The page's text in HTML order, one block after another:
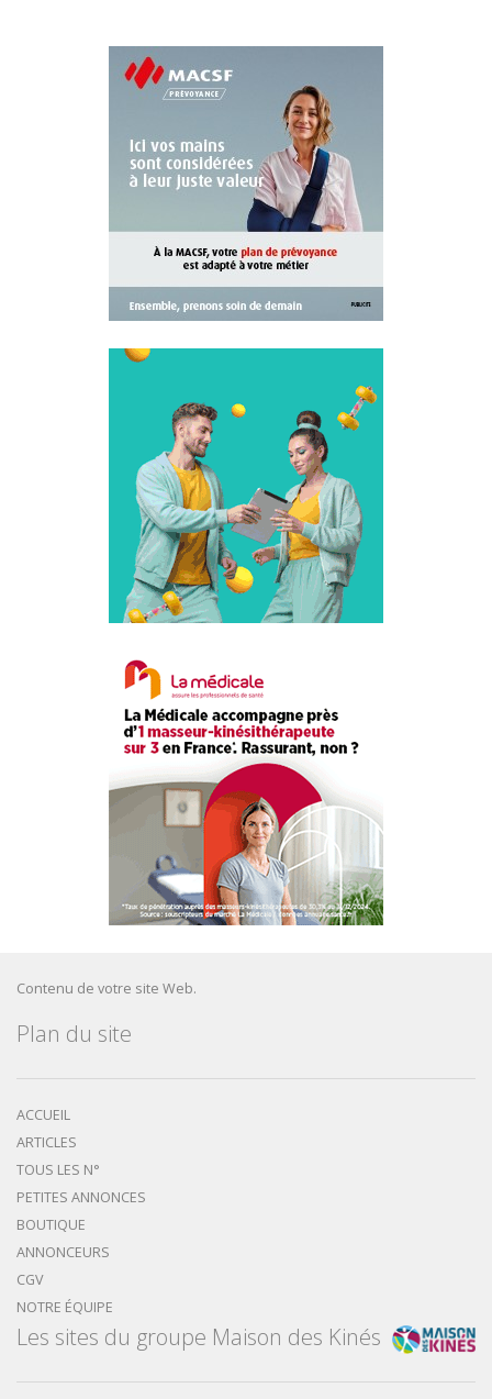
Contenu de votre site Web.
Plan du site
ACCUEIL
ARTICLES
TOUS LES N°
PETITES ANNONCES
BOUTIQUE
ANNONCEURS
CGV
NOTRE ÉQUIPE
Les sites du groupe Maison des Kinés